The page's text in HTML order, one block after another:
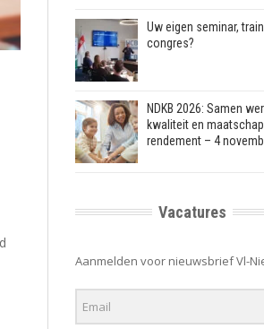
Uw eigen seminar,
congres?
NDKB 2026: Samen
kwaliteit en
rendement – 4
Vacatures
Aanmelden voor nieuwsbrief Vl-